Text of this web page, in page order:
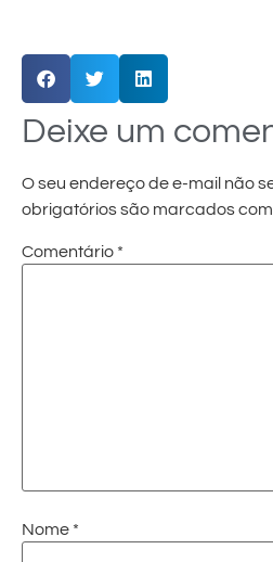
Deixe um
O seu endereço de e-mail não
obrigatórios são marcados com
Comentário *
Nome *